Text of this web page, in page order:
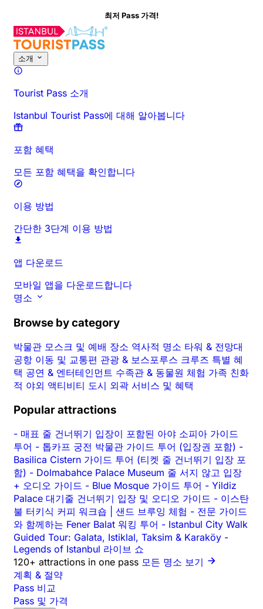
소개
Tourist Pass 소개
Istanbul Tourist Pass에 대해 알아봅니다
포함 혜택
모든 포함 혜택을 확인합니다
이용 방법
간단한 3단계 이용 방법
앱 다운로드
모바일 앱을 다운로드합니다
명소
Browse by category
박물관 모스크 및 예배 장소 역사적 명소 타워 & 전망대
공항 이동 및 교통편 관광 & 보스포루스 크루즈 특별 혜
택 공연 & 엔터테인먼트 수족관 & 동물원 체험 가족 친화
적 야외 액티비티 도시 외곽 서비스 및 혜택
Popular attractions
- 매표 줄 건너뛰기 입장이 포함된 아야 소피아 가이드
투어 - 톱카프 궁전 박물관 가이드 투어 (입장권 포함) -
Basilica Cistern 가이드 투어 (티켓 줄 건너뛰기 입장 포
함) - Dolmabahce Palace Museum 줄 서지 않고 입장
+ 오디오 가이드 - Blue Mosque 가이드 투어 - Yildiz
Palace 대기줄 건너뛰기 입장 및 오디오 가이드 - 이스탄
불 터키식 커피 워크숍 | 샌드 브루잉 체험 - 전문 가이드
와 함께하는 Fener Balat 워킹 투어 - Istanbul City Walk
Guided Tour: Galata, Istiklal, Taksim & Karaköy -
Legends of Istanbul 라이브 쇼
120+ attractions in one pass 모든 명소 보기
계획 & 절약
Pass 비교
Pass 및 가격
시간 및 소요 시간 상세 정보